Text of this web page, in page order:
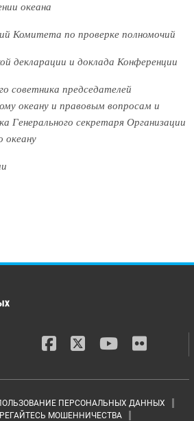
океана
Комитета по проверке полномочий
декларации и доклада Конференции
советника председателей
океану и правовым вопросам и
Генерального секретаря Организации
океану
ПЕРСОНАЛЬНЫХ ДАННЫХ
МОШЕННИЧЕСТВА